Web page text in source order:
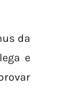
da
e